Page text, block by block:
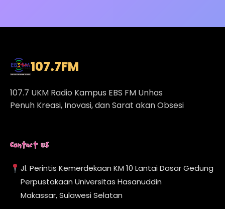
107.7FM
107.7 UKM Radio Kampus EBS FM Unhas
Penuh Kreasi, Inovasi, dan Sarat akan Obsesi
Contact Us
Jl. Perintis Kemerdekaan KM 10 Lantai Dasar Gedung
Perpustakaan Universitas Hasanuddin
Makassar, Sulawesi Selatan